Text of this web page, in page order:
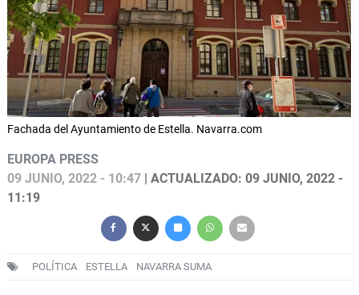
Fachada del Ayuntamiento de Estella. Navarra.com
EUROPA PRESS
09 JUNIO, 2022 - 10:47 | ACTUALIZADO: 09 JUNIO, 2022 -
11:19
POLÍTICA ESTELLA NAVARRA SUMA